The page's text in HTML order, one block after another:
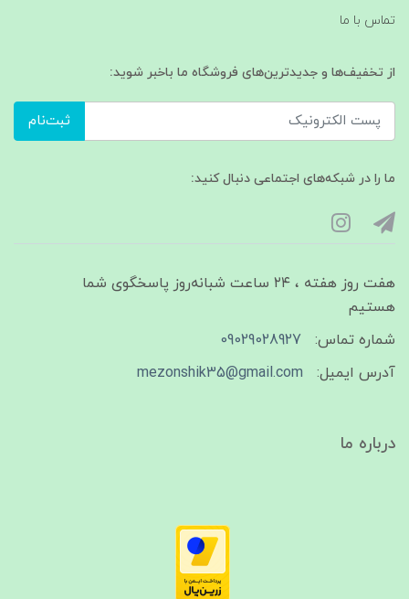
تماس با ما
از تخفیف‌ها و جدیدترین‌های فروشگاه ما باخبر شوید:
ثبت‌نام
ما را در شبکه‌های اجتماعی دنبال کنید:
هفت روز هفته ، ۲۴ ساعت شبانه‌روز پاسخگوی شما
هستیم
شماره تماس:
09029028927
آدرس ایمیل:
mezonshik35@gmail.com
درباره ما